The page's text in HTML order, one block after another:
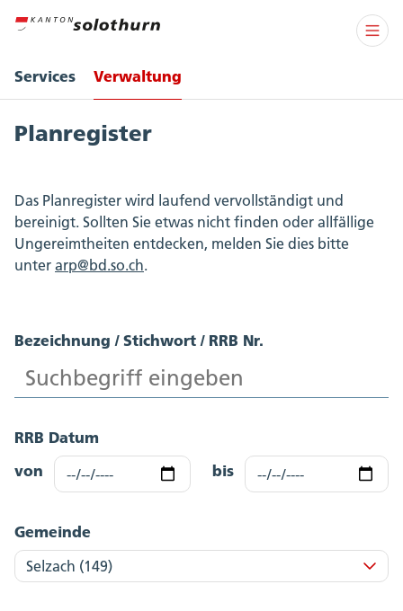
Services Verwaltung
Planregister
Das Planregister wird laufend vervollständigt und
bereinigt. Sollten Sie etwas nicht finden oder allfällige
Ungereimtheiten entdecken, melden Sie dies bitte
unter arp@bd.so.ch.
Bezeichnung / Stichwort / RRB Nr.
RRB Datum
von
bis
Gemeinde